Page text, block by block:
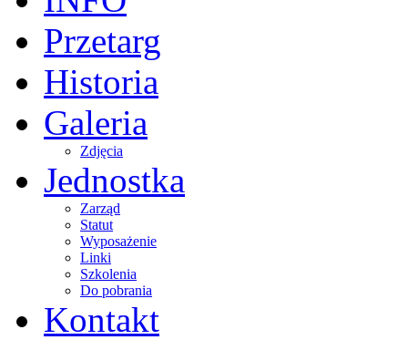
Przetarg
Historia
Galeria
Zdjęcia
Jednostka
Zarząd
Statut
Wyposażenie
Linki
Szkolenia
Do pobrania
Kontakt